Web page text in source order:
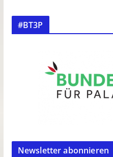
#BT3P
Newsletter abonnieren